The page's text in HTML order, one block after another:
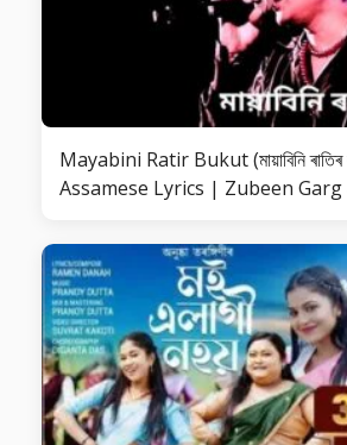
Mayabini Ratir Bukut (মায়াবিনি
Assamese Lyrics | Zubeen Garg